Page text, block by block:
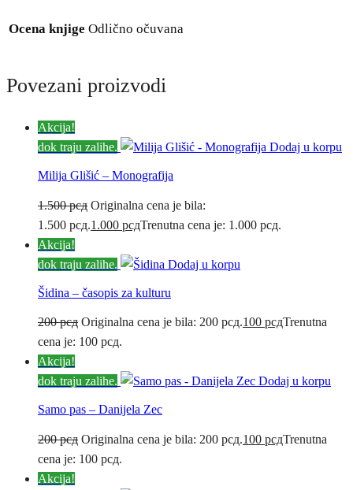
Ocena knjige Odlično očuvana
Povezani proizvodi
Akcija!
dok traju zalihe.
Dodaj u korpu
Milija Glišić – Monografija
1.500рсд Originalna cena je bila:
1.500 рсд.1.000 рсдTrenutna cena je: 1.000 рсд.
Akcija!
dok traju zalihe.
Dodaj u korpu
Šidina – časopis za kulturu
200рсд Originalna cena je bila: 200 рсд.100 рсдTrenutna
cena je: 100 рсд.
Akcija!
dok traju zalihe.
Dodaj u korpu
Samo pas – Danijela Zec
200рсд Originalna cena je bila: 200 рсд.100 рсдTrenutna
cena je: 100 рсд.
Akcija!